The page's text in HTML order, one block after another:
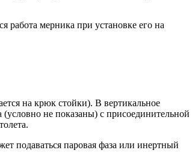
работа мерника при установке его на
на крюк стойки). В вертикальное
не показаны) с присоединительной
подаваться паровая фаза или инертный